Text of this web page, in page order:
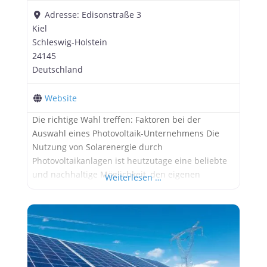
Adresse: Edisonstraße 3
Kiel
Schleswig-Holstein
24145
Deutschland
Website
Die richtige Wahl treffen: Faktoren bei der
Auswahl eines Photovoltaik-Unternehmens Die
Nutzung von Solarenergie durch
Photovoltaikanlagen ist heutzutage eine beliebte
und nachhaltige Möglichkeit, den eigenen
einer solchen Anlage ist es jedoch äußerst wichtig,
ein zuverlässiges und kompetentes Photovoltaik-
Unternehmen zu wählen, um die bestmöglichen
Ergebnisse zu erzielen. Im Folgenden werden die
wichtigsten Faktoren aufgeführt, die
Weiterlesen …